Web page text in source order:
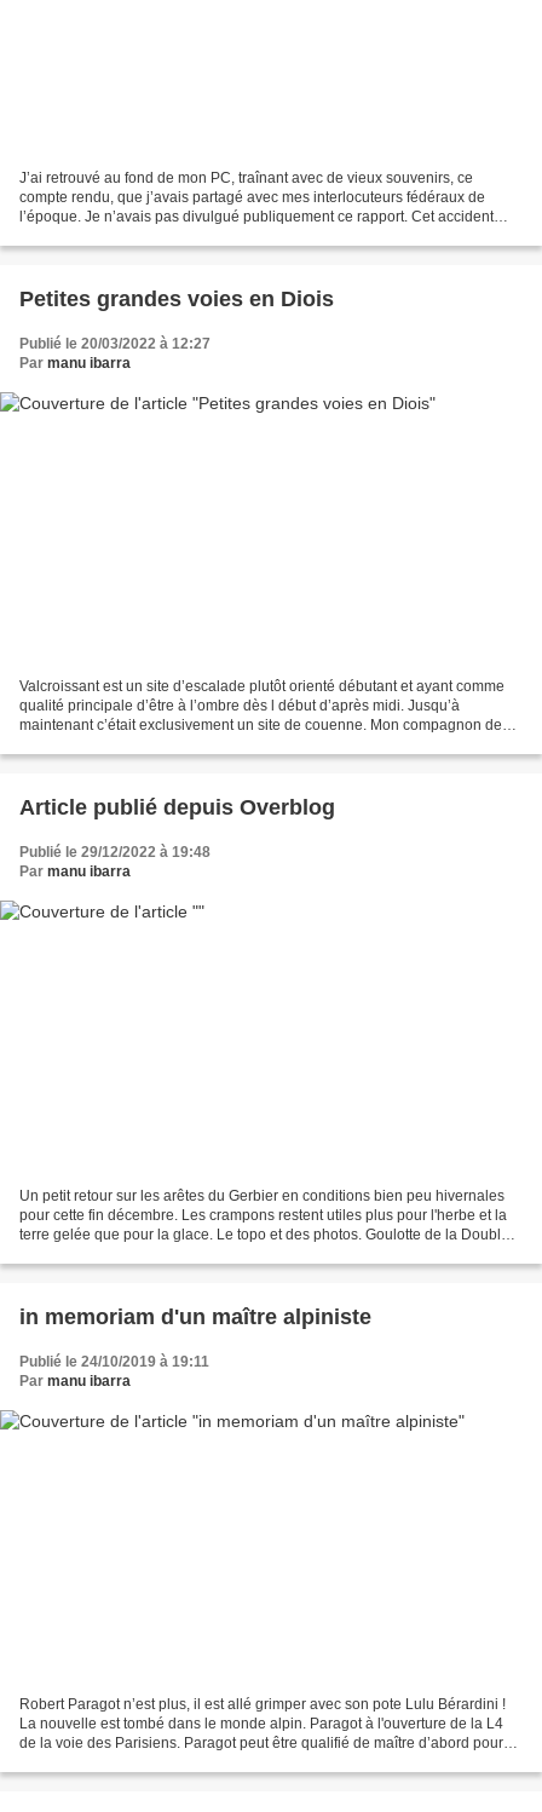
J’ai retrouvé au fond de mon PC, traînant avec de vieux souvenirs, ce
compte rendu, que j’avais partagé avec mes interlocuteurs fédéraux de
l’époque. Je n’avais pas divulgué publiquement ce rapport. Cet accident
Petites grandes voies en Diois
Publié le 20/03/2022 à 12:27
Par manu ibarra
Valcroissant est un site d’escalade plutôt orienté débutant et ayant comme
qualité principale d’être à l’ombre dès l début d’après midi. Jusqu’à
maintenant c’était exclusivement un site de couenne. Mon compagnon de
Article publié depuis Overblog
Publié le 29/12/2022 à 19:48
Par manu ibarra
Un petit retour sur les arêtes du Gerbier en conditions bien peu hivernales
pour cette fin décembre. Les crampons restent utiles plus pour l'herbe et la
terre gelée que pour la glace. Le topo et des photos. Goulotte de la Double
in memoriam d'un maître alpiniste
Publié le 24/10/2019 à 19:11
Par manu ibarra
Robert Paragot n’est plus, il est allé grimper avec son pote Lulu Bérardini !
La nouvelle est tombé dans le monde alpin. Paragot à l'ouverture de la L4
de la voie des Parisiens. Paragot peut être qualifié de maître d’abord pour